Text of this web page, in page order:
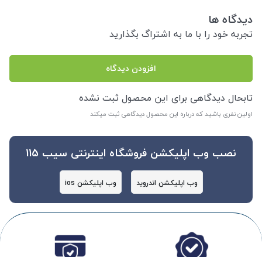
دیدگاه ها
تجربه خود را با ما به اشتراگ بگذارید
افزودن دیدگاه
تابحال دیدگاهی برای این محصول ثبت نشده
اولین نفری باشید که درباره این محصول دیدگاهی ثبت میکند
نصب وب اپلیکشن فروشگاه اینترنتی سیب 115
وب اپلیکشن اندروید وب اپلیکشن ios